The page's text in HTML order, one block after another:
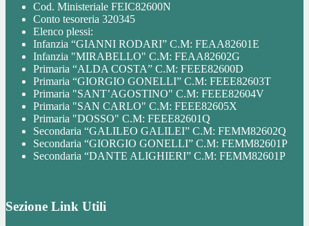
Cod. Ministeriale FEIC82600N
Conto tesoreria 320345
Elenco plessi:
Infanzia “GIANNI RODARI” C.M: FEAA82601E
Infanzia "MIRABELLO" C.M: FEAA82602G
Primaria “ALDA COSTA” C.M: FEEE82600D
Primaria “GIORGIO GONELLI” C.M: FEEE82603T
Primaria "SANT’AGOSTINO" C.M: FEEE82604V
Primaria "SAN CARLO" C.M: FEEE82605X
Primaria "DOSSO" C.M: FEEE82601Q
Secondaria “GALILEO GALILEI” C.M: FEMM82602Q
Secondaria “GIORGIO GONELLI” C.M: FEMM82601P
Secondaria “DANTE ALIGHIERI” C.M: FEMM82601P
Sezione Link Utili